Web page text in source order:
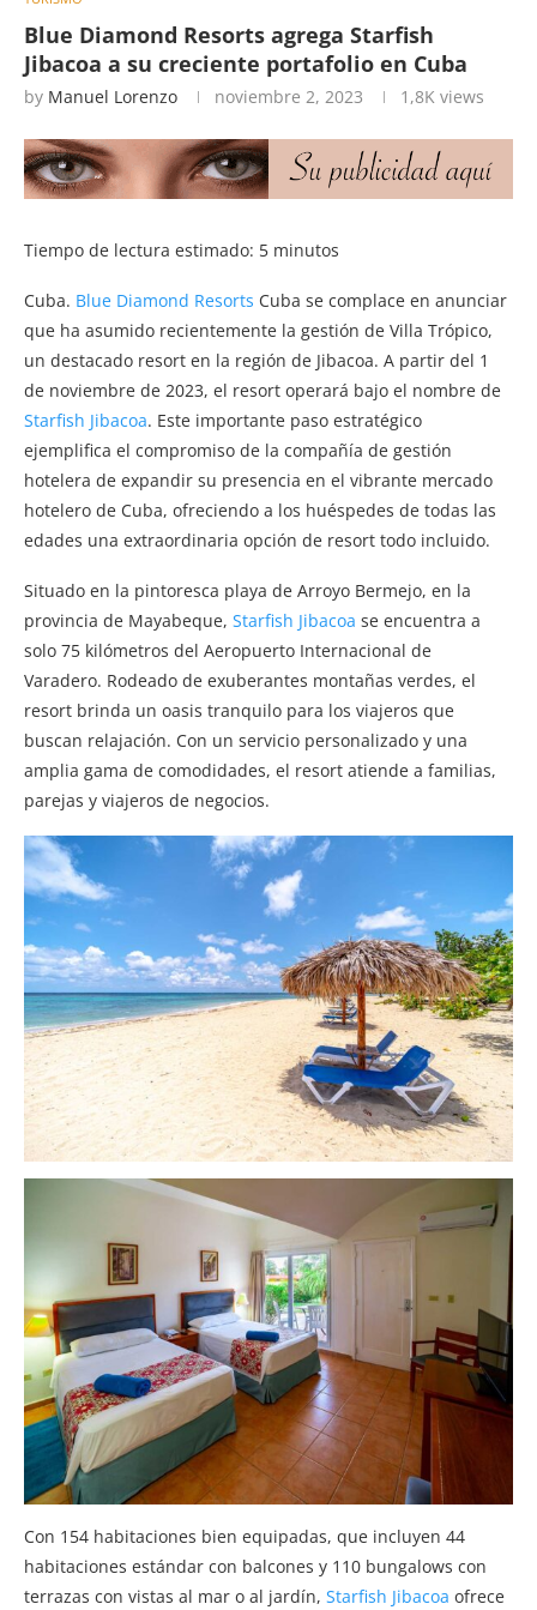
Blue Diamond Resorts agrega Starfish
Jibacoa a su creciente portafolio en Cuba
by Manuel Lorenzo noviembre 2, 2023 1,8K views
Tiempo de lectura estimado: 5 minutos
Cuba. Blue Diamond Resorts Cuba se complace en anunciar
que ha asumido recientemente la gestión de Villa Trópico,
un destacado resort en la región de Jibacoa. A partir del 1
de noviembre de 2023, el resort operará bajo el nombre de
Starfish Jibacoa. Este importante paso estratégico
ejemplifica el compromiso de la compañía de gestión
hotelera de expandir su presencia en el vibrante mercado
hotelero de Cuba, ofreciendo a los huéspedes de todas las
edades una extraordinaria opción de resort todo incluido.
Situado en la pintoresca playa de Arroyo Bermejo, en la
provincia de Mayabeque, Starfish Jibacoa se encuentra a
solo 75 kilómetros del Aeropuerto Internacional de
Varadero. Rodeado de exuberantes montañas verdes, el
resort brinda un oasis tranquilo para los viajeros que
buscan relajación. Con un servicio personalizado y una
amplia gama de comodidades, el resort atiende a familias,
parejas y viajeros de negocios.
Con 154 habitaciones bien equipadas, que incluyen 44
habitaciones estándar con balcones y 110 bungalows con
terrazas con vistas al mar o al jardín, Starfish Jibacoa ofrece